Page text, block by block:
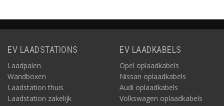
EV LAADSTATIONS
Laadpalen
Wandboxen
Laadstation thuis
Laadstation zakelijk
EV LAADKABELS
Opel oplaadkabels
Nissan oplaadkabels
Audi oplaadkabels
Volkswagen oplaadkabels